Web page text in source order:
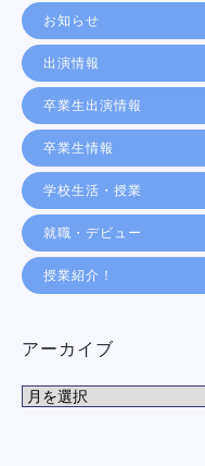
お知らせ
出演情報
卒業生出演情報
卒業生情報
学校生活・授業
就職・デビュー
授業紹介！
アーカイブ